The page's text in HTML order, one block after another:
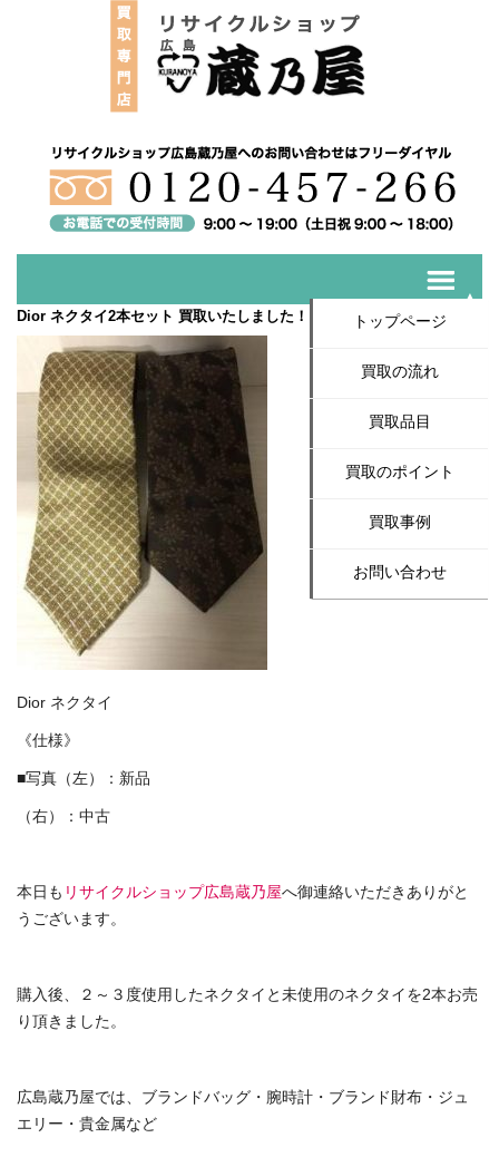
トップページ
買取の流れ
買取品目
買取のポイント
買取事例
お問い合わせ
Dior ネクタイ2本セット 買取いたしました！
Dior ネクタイ
《仕様》
■写真（左）：新品
（右）：中古
本日も リサイクルショップ広島蔵乃屋へ御連絡いただきありがと
うございます。
購入後、２～３度使用したネクタイと未使用のネクタイを2本お売
り頂きました。
広島蔵乃屋では、ブランドバッグ・腕時計・ブランド財布・ジュ
エリー・貴金属など